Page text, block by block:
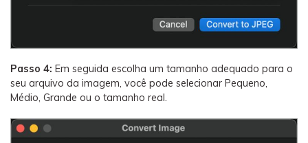
Passo 4: Em seguida escolha um tamanho adequado para o
seu arquivo da imagem, você pode selecionar Pequeno,
Médio, Grande ou o tamanho real.